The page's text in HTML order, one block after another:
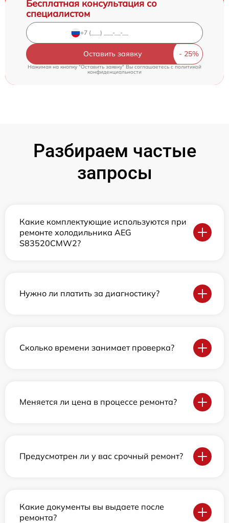
Бесплатная консультация со
специалистом
Оставить заявку
Нажимая на кнопку "Оставить заявку" Вы соглашаетесь cполитикой
конфиденциальности
Разбираем частые
запросы
Какие комплектующие используются при
ремонте холодильника AEG
S83520CMW2?
Нужно ли платить за диагностику?
Сколько времени занимает проверка?
Меняется ли цена в процессе ремонта?
Предусмотрен ли у вас срочный ремонт?
Какие документы вы выдаете после
ремонта?